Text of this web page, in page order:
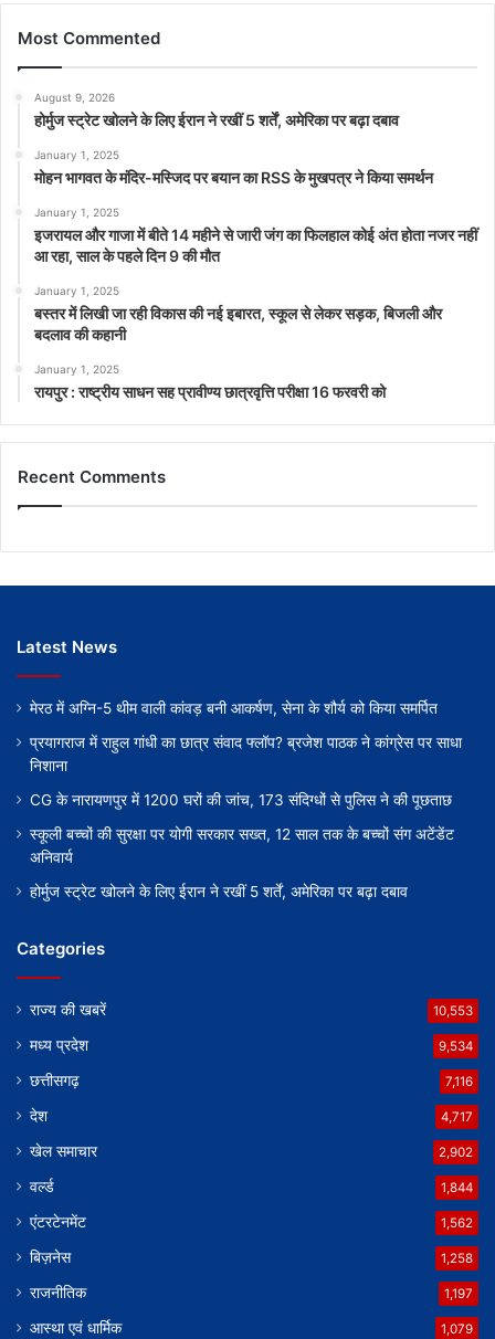
Most Commented
August 9, 2026
होर्मुज स्ट्रेट खोलने के लिए ईरान ने रखीं 5 शर्तें, अमेरिका पर बढ़ा दबाव
January 1, 2025
मोहन भागवत के मंदिर-मस्जिद पर बयान का RSS के मुखपत्र ने किया समर्थन
January 1, 2025
इजरायल और गाजा में बीते 14 महीने से जारी जंग का फिलहाल कोई अंत होता नजर नहीं
आ रहा, साल के पहले दिन 9 की मौत
January 1, 2025
बस्तर में लिखी जा रही विकास की नई इबारत, स्कूल से लेकर सड़क, बिजली और
बदलाव की कहानी
January 1, 2025
रायपुर : राष्ट्रीय साधन सह प्रावीण्य छात्रवृत्ति परीक्षा 16 फरवरी को
Recent Comments
Latest News
मेरठ में अग्नि-5 थीम वाली कांवड़ बनी आकर्षण, सेना के शौर्य को किया समर्पित
प्रयागराज में राहुल गांधी का छात्र संवाद फ्लॉप? ब्रजेश पाठक ने कांग्रेस पर साधा
निशाना
CG के नारायणपुर में 1200 घरों की जांच, 173 संदिग्धों से पुलिस ने की पूछताछ
स्कूली बच्चों की सुरक्षा पर योगी सरकार सख्त, 12 साल तक के बच्चों संग अटेंडेंट
अनिवार्य
होर्मुज स्ट्रेट खोलने के लिए ईरान ने रखीं 5 शर्तें, अमेरिका पर बढ़ा दबाव
Categories
राज्य की खबरें 10,553
मध्य प्रदेश 9,534
छत्तीसगढ़ 7,116
देश 4,717
खेल समाचार 2,902
वर्ल्ड 1,844
एंटरटेनमेंट 1,562
बिज़नेस 1,258
राजनीतिक 1,197
आस्था एवं धार्मिक 1,079